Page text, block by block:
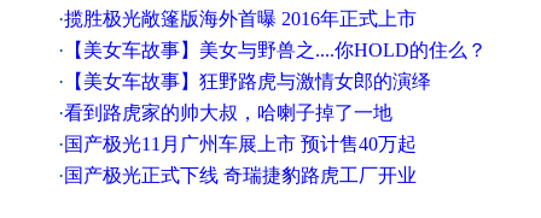
·揽胜极光敞篷版海外首曝 2016年正式上市
· 【美女车故事】美女与野兽之....你HOLD的住么？
· 【美女车故事】狂野路虎与激情女郎的演绎
·看到路虎家的帅大叔，哈喇子掉了一地
·国产极光11月广州车展上市 预计售40万起
·国产极光正式下线 奇瑞捷豹路虎工厂开业